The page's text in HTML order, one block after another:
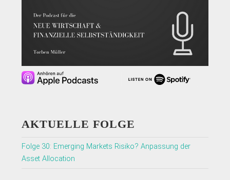
AKTUELLE FOLGE
Folge 30: Emerging Markets Risiko? Anpassung der
Asset Allocation